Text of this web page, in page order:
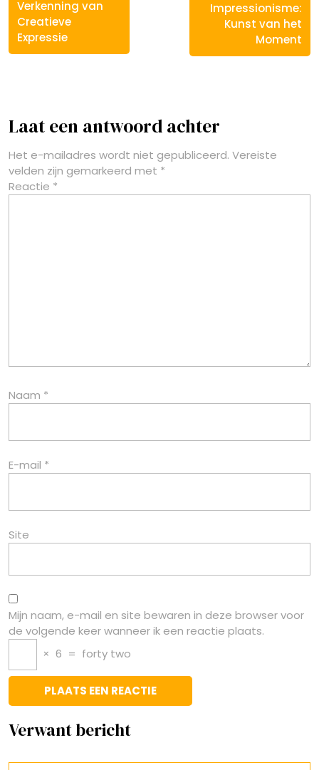
Verkenning van
Creatieve
Expressie
Impressionisme:
Kunst van het
Moment
Laat een antwoord achter
Het e-mailadres wordt niet gepubliceerd. Vereiste
velden zijn gemarkeerd met *
Reactie *
Naam *
E-mail *
Site
Mijn naam, e-mail en site bewaren in deze browser voor
de volgende keer wanneer ik een reactie plaats.
× 6 = forty two
Verwant bericht